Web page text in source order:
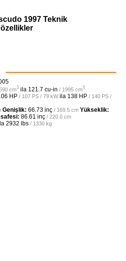
1997 Teknik
özellikler
cm3 ila 121.7 cu-in / 1995 cm3
HP / 107 PS / 79 kWila 138 HP / 140 PS /
Genişlik: 66.73 inç / 169.5 cm Yükseklik:
86.61 inç / 220.0 cm
2932 lbs / 1330 kg